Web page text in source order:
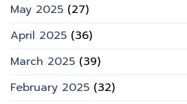
May 2025 (27)
April 2025 (36)
March 2025 (39)
February 2025 (32)